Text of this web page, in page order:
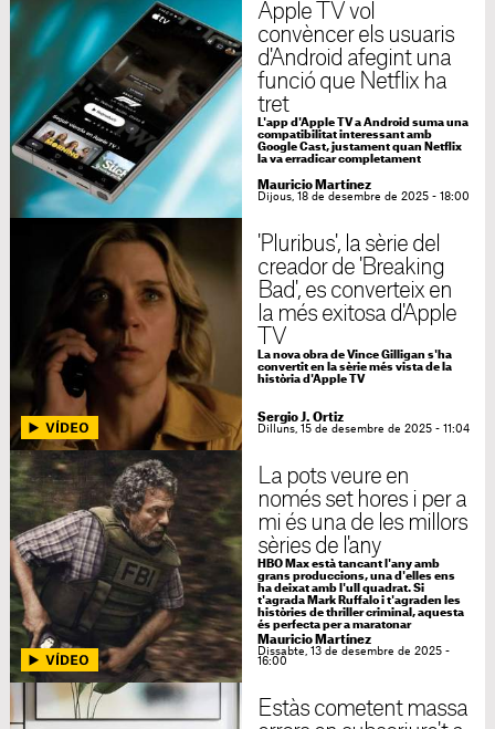
Apple TV vol
convèncer els usuaris
d'Android afegint una
funció que Netflix ha
tret
L'app d'Apple TV a Android suma una
compatibilitat interessant amb
Google Cast, justament quan Netflix
la va erradicar completament
Mauricio Martínez
Dijous, 18 de desembre de 2025 - 18:00
'Pluribus', la sèrie del
creador de 'Breaking
Bad', es converteix en
la més exitosa d'Apple
TV
La nova obra de Vince Gilligan s'ha
convertit en la sèrie més vista de la
història d'Apple TV
Sergio J. Ortiz
Dilluns, 15 de desembre de 2025 - 11:04
La pots veure en
només set hores i per a
mi és una de les millors
sèries de l'any
HBO Max està tancant l'any amb
grans produccions, una d'elles ens
ha deixat amb l'ull quadrat. Si
t'agrada Mark Ruffalo i t'agraden les
històries de thriller criminal, aquesta
és perfecta per a maratonar
Mauricio Martínez
Dissabte, 13 de desembre de 2025 -
16:00
Estàs cometent massa